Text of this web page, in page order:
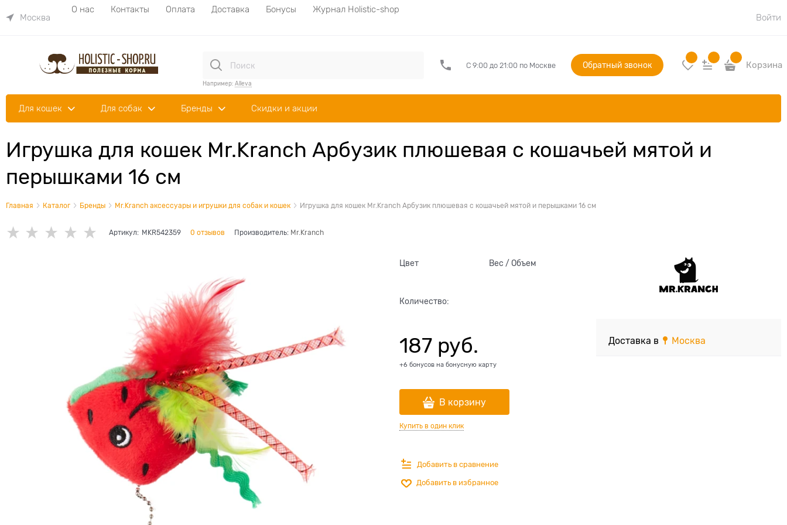
Москва
О нас Контакты Оплата Доставка Бонусы
Журнал Holistic-shop
Войти
Например: Alleva
С 9:00 до 21:00 по Москве Обратный звонок Корзина
Для кошек Для собак Бренды Скидки и акции
Игрушка для кошек Mr.Kranch Арбузик плюшевая с кошачьей мятой и
перышками 16 см
Главная Каталог Бренды Mr.Kranch аксессуары и игрушки для собак и кошек Игрушка для кошек Mr.Kranch Арбузик плюшевая с кошачьей мятой и перышками 16 см
Артикул: MKR542359 0 отзывов Производитель: Mr.Kranch
Цвет Вес / Объем
Количество:
187 руб.
+6 бонусов на бонусную карту
В корзину
Купить в один клик
Добавить в сравнение
Добавить в избранное
Доставка в Москва